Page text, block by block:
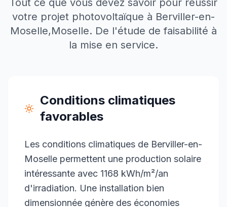
Tout ce que vous devez savoir pour réussir
votre projet photovoltaïque à Berviller-en-
Moselle,Moselle. De l'étude de faisabilité à
la mise en service.
Conditions climatiques
favorables
Les conditions climatiques de Berviller-en-
Moselle permettent une production solaire
intéressante avec 1168 kWh/m²/an
d'irradiation. Une installation bien
dimensionnée génère des économies